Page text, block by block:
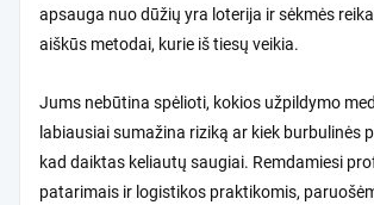
apsauga nuo dūžių yra loterija ir sėkmės
aiškūs metodai, kurie iš tiesų veikia.
Jums nebūtina spėlioti, kokios užpildymo
labiausiai sumažina riziką ar kiek burbulinės
kad daiktas keliautų saugiai. Remdamiesi
patarimais ir logistikos praktikomis,